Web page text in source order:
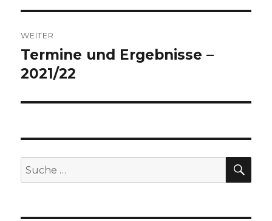
WEITER
Nächster
Beitrag:
Termine und Ergebnisse –
2021/22
Suche
nach: